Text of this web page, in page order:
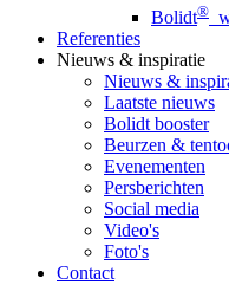
Bolidt®
Referenties
Nieuws & inspiratie
Nieuws &
Laatste nieuws
Bolidt booster
Beurzen &
Evenementen
Persberichten
Social media
Video's
Foto's
Contact